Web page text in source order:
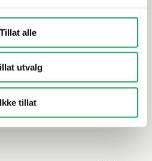
Tillat alle
utvalg
Ikke tillat